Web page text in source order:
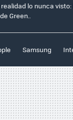
lo nunca
Green..
Samsung